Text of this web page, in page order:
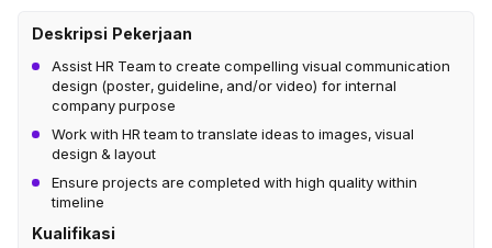
Deskripsi Pekerjaan
Assist HR Team to create compelling visual communication
design (poster, guideline, and/or video) for internal
company purpose
Work with HR team to translate ideas to images, visual
design & layout
Ensure projects are completed with high quality within
timeline
Kualifikasi